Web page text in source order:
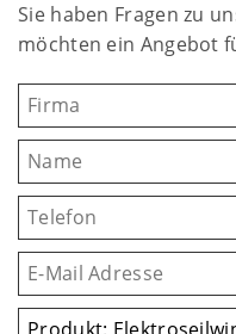
Sie haben Fragen zu
möchten ein Angebot